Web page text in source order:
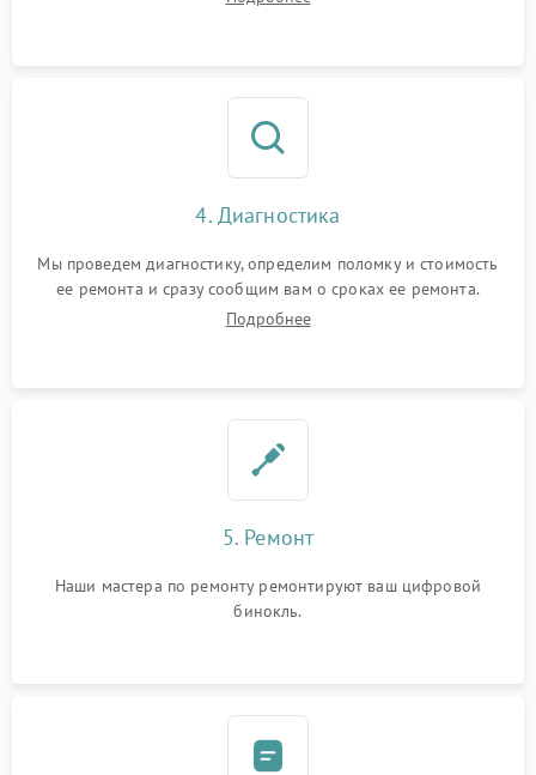
4. Диагностика
Мы проведем диагностику, определим поломку и стоимость
ее ремонта и сразу сообщим вам о сроках ее ремонта.
Подробнее
5. Ремонт
Наши мастера по ремонту ремонтируют ваш цифровой
бинокль.